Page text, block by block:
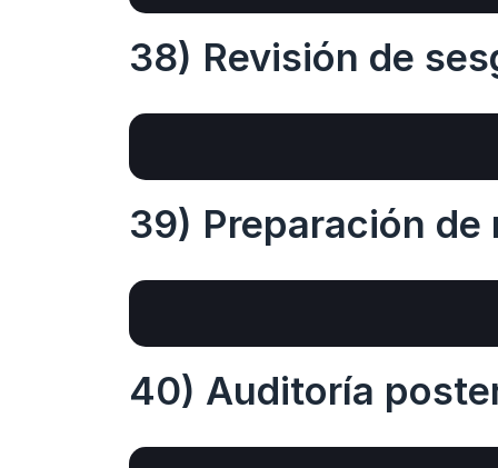
38) Revisión de
39) Preparación de
40) Auditoría